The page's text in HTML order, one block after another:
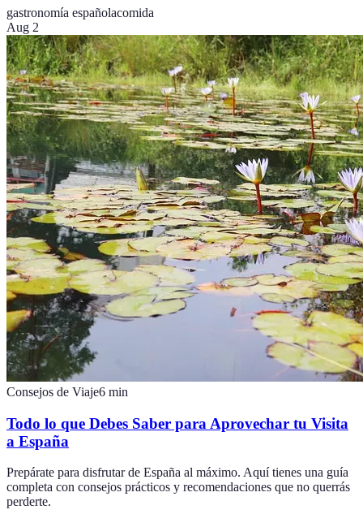
gastronomía españolacomida
Aug 2
Consejos de Viaje6 min
Todo lo que Debes Saber para Aprovechar tu Visita
a España
Prepárate para disfrutar de España al máximo. Aquí tienes una guía
completa con consejos prácticos y recomendaciones que no querrás
perderte.